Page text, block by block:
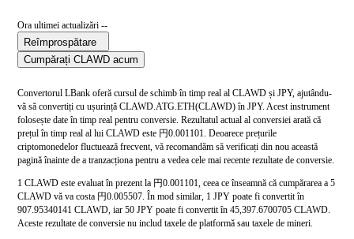
Ora ultimei actualizări --
Reîmprospătare
Cumpărați CLAWD acum
Convertorul LBank oferă cursul de schimb în timp real al CLAWD și JPY, ajutându-
vă să convertiți cu ușurință CLAWD.ATG.ETH(CLAWD) în JPY. Acest instrument
folosește date în timp real pentru conversie. Rezultatul actual al conversiei arată că
prețul în timp real al lui CLAWD este 円0.001101. Deoarece prețurile
criptomonedelor fluctuează frecvent, vă recomandăm să verificați din nou această
pagină înainte de a tranzacționa pentru a vedea cele mai recente rezultate de conversie.
1 CLAWD este evaluat în prezent la 円0.001101, ceea ce înseamnă că cumpărarea a 5
CLAWD vă va costa 円0.005507. În mod similar, 1 JPY poate fi convertit în
907.95340141 CLAWD, iar 50 JPY poate fi convertit în 45,397.6700705 CLAWD.
Aceste rezultate de conversie nu includ taxele de platformă sau taxele de mineri.